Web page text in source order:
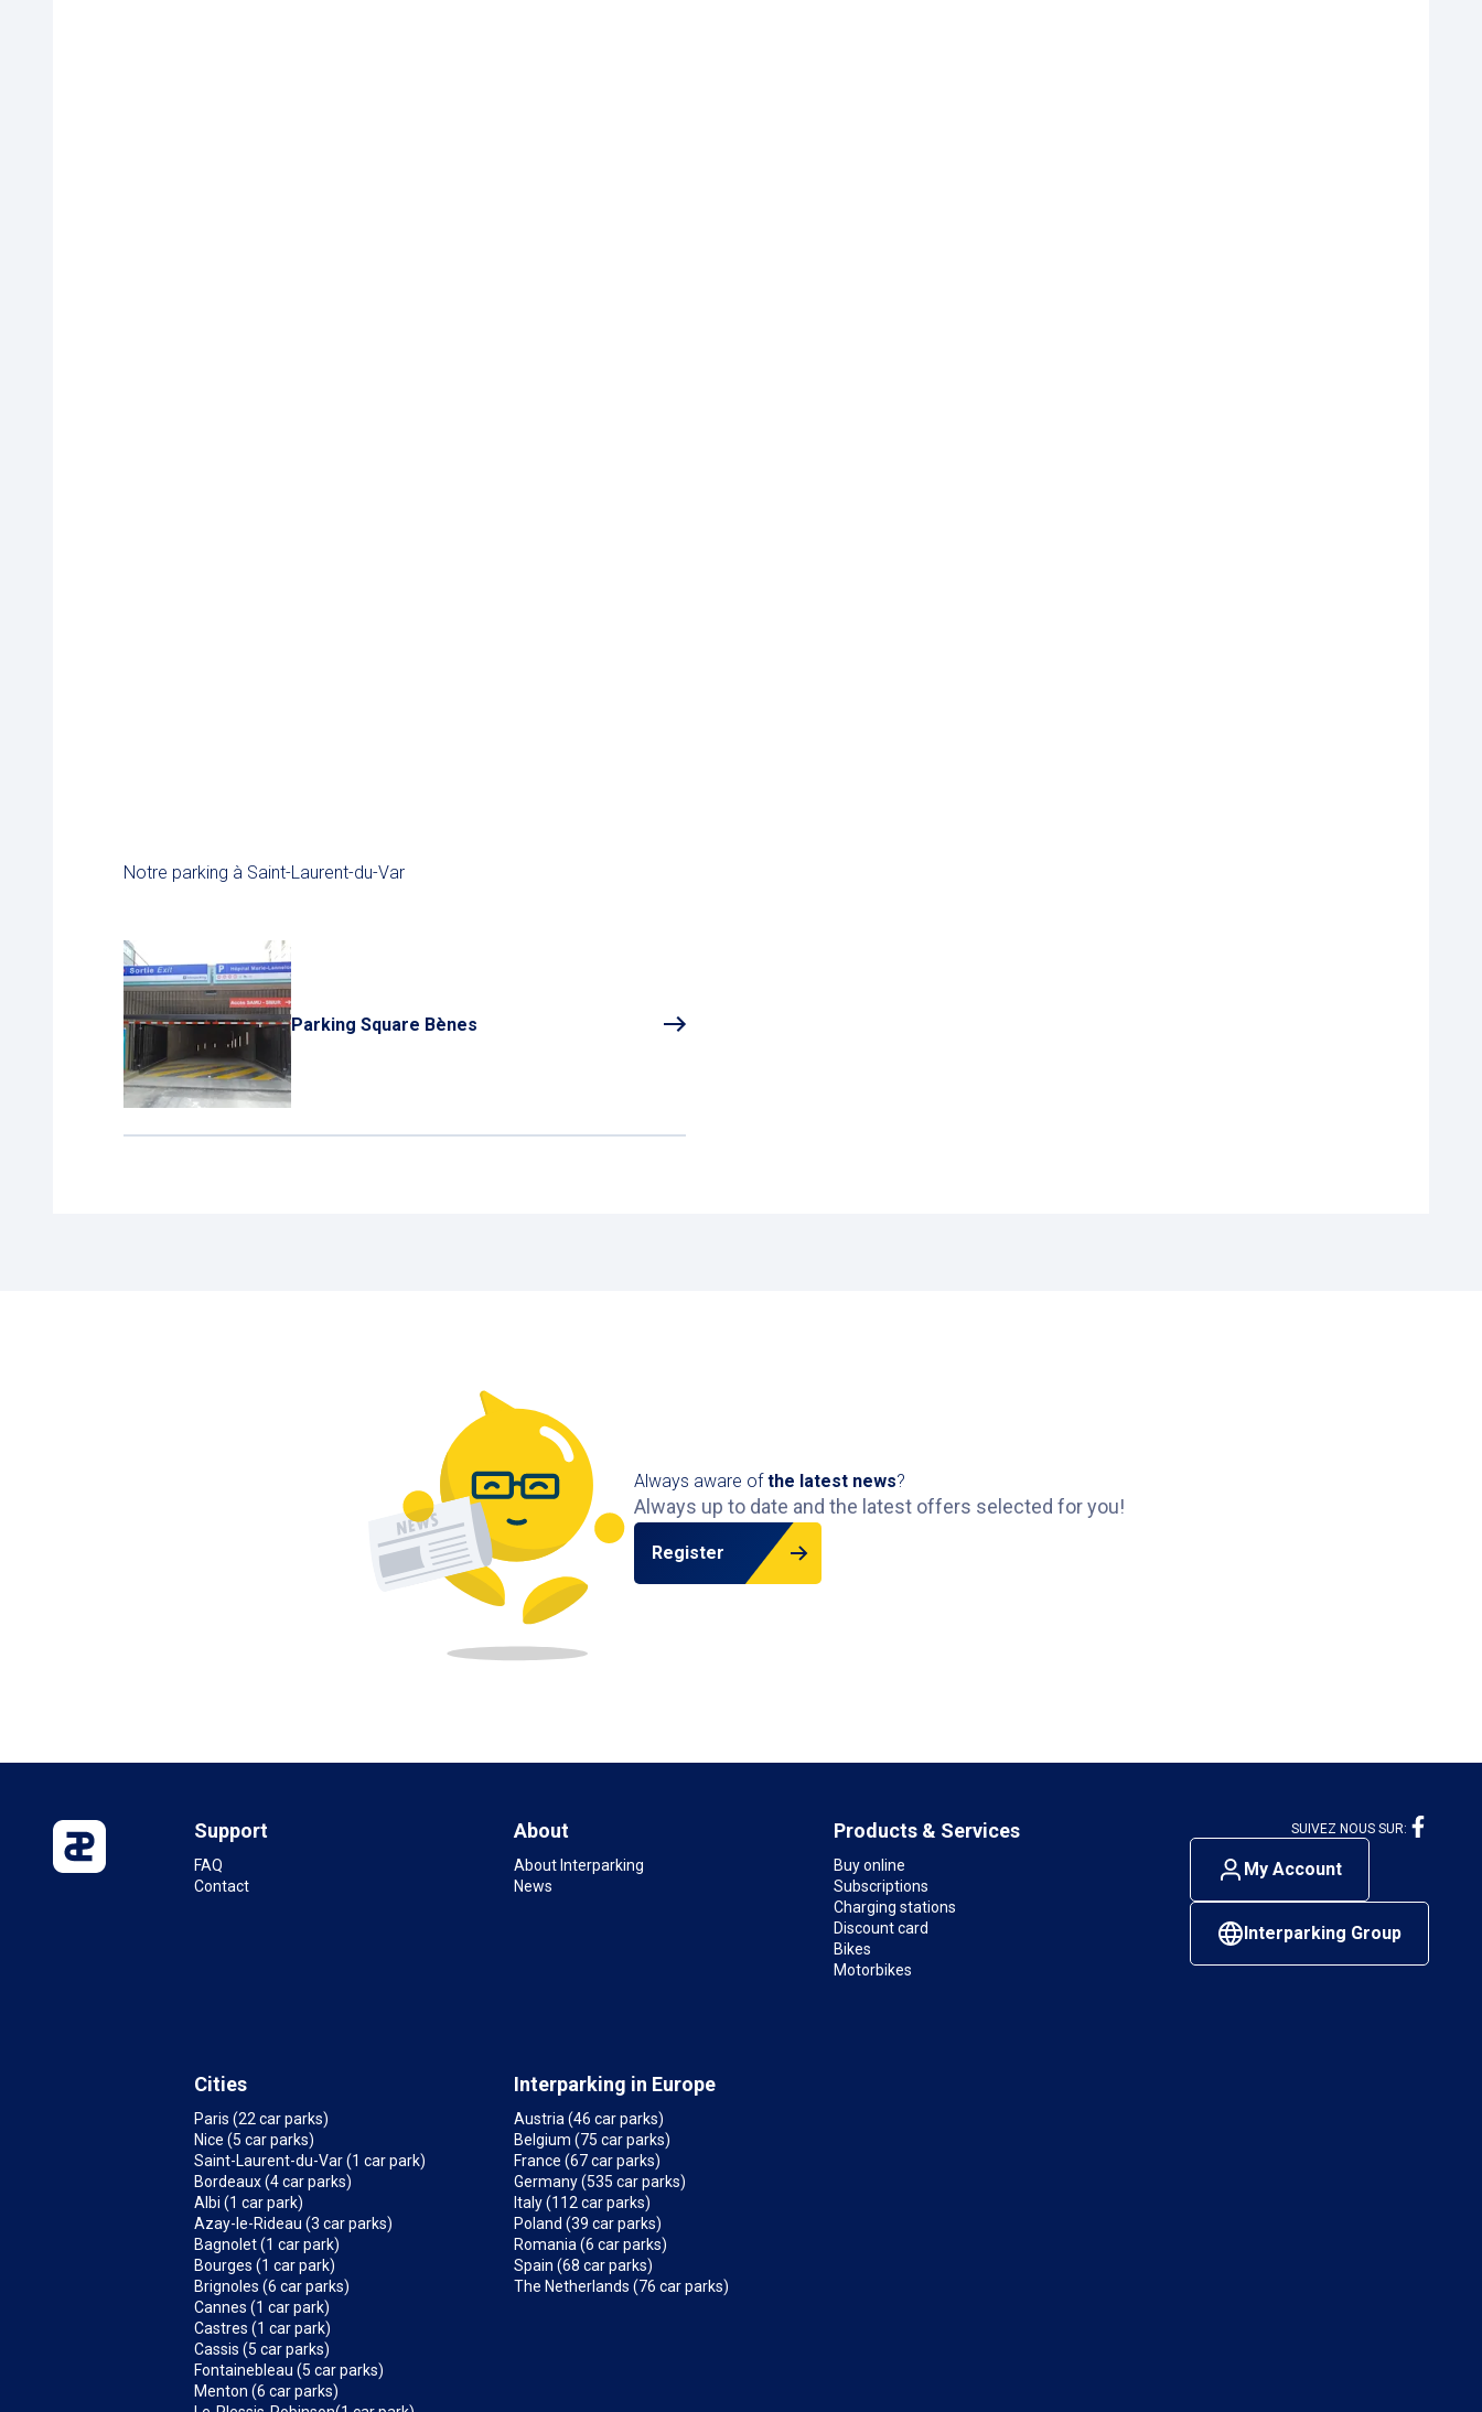
Notre parking à Saint-Laurent-du-Var
Parking Square Bènes
Always aware ofthe latest news?
Always up to date and the latest offers selected for you!
Register
Support
FAQ
Contact
About
About Interparking
News
Products & Services
Buy online
Subscriptions
Charging stations
Discount card
Bikes
Motorbikes
Cities
Paris (22 car parks)
Nice (5 car parks)
Saint-Laurent-du-Var (1 car park)
Bordeaux (4 car parks)
Albi (1 car park)
Azay-le-Rideau (3 car parks)
Bagnolet (1 car park)
Bourges (1 car park)
Brignoles (6 car parks)
Cannes (1 car park)
Castres (1 car park)
Cassis (5 car parks)
Fontainebleau (5 car parks)
Menton (6 car parks)
Interparking in Europe
Austria (46 car parks)
Belgium (75 car parks)
France (67 car parks)
Germany (535 car parks)
Italy (112 car parks)
Poland (39 car parks)
Romania (6 car parks)
Spain (68 car parks)
The Netherlands (76 car parks)
SUIVEZ NOUS SUR:
My Account
Interparking Group